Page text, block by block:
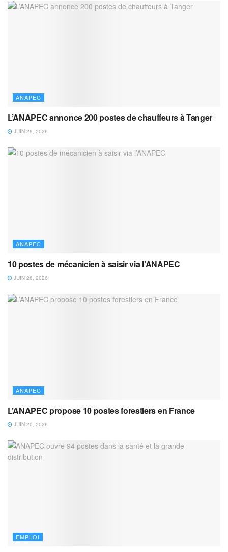
ANAPEC
L’ANAPEC annonce 200 postes de chauffeurs à Tanger
JUIN 29, 2026
ANAPEC
10 postes de mécanicien à saisir via l’ANAPEC
JUIN 26, 2026
ANAPEC
L’ANAPEC propose 10 postes forestiers en France
JUIN 20, 2026
EMPLOI